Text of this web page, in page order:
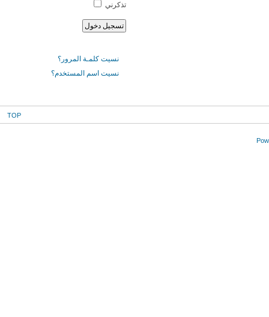
تذكرني
نسيت كلمـة المرور؟
نسيت اسم المستخدم؟
TOP